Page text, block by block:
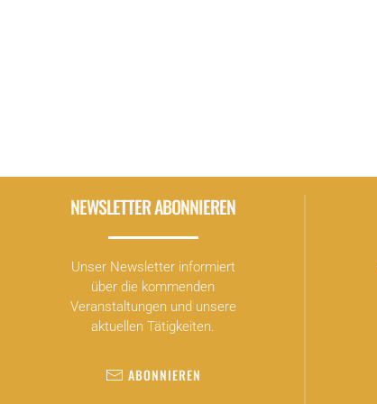
NEWSLETTER ABONNIEREN
Unser Newsletter informiert
über die kommenden
Veranstaltungen und unsere
aktuellen Tätigkeiten.
ABONNIEREN